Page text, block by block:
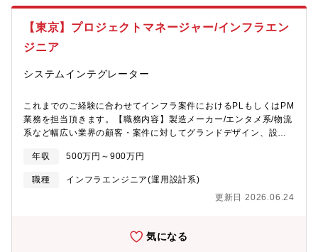
規模なポータルサイト)■スピンメディア：
https://solutions.ostechnology.co.jp/spinmedia.html動画・静止
画・メタデータ・リンク等 あらゆるマルチメディアに対応した
電子出版物プラットフォームです。独自フォーマットをあらゆる
技術です！■DATADOG：
べてを解決する統合サービスです。運用監視業務の品質向上とコ
スト削減を同時実現いまやアプリケーションパフォーマンス管理
の世界的リーダーとなっています。【同社の魅力】■業界最大規
開発事業を行っている会社で日本最大規模の企業です。(特派の会
るほか、企画や自社パッケージ開発、複数業界の案件(医療系、製
造系、機電系など..)も行っており、個人の経験・希望に合わせた
います。大まかな内訳：SES案件7割、受託案件3割程度■教育・
ります。※ご経験に応じて業務をお任せします。 ※自身のキャリ
のシステム提案・設計・構築■クラウドサービス向けサーバ運用監
視■金融系情報基盤のリプレース■医療機器系DWH基盤保守■旅行
（製造業）※下記URL参照下さい。
経験ご志向性によってアサイン致します。※時期・ご状況によっ
て携われる案件は変わります。★直近では大手企業など様々なク
ライアントにて現場の業務効率化が急務になっておりDX推進やロ
ーコード開発などこれまで無かった引き合いが増えています。
【アウトソーシングテクノロジー社/オンライン社内報】社内報ア
ワードでブロンズ賞を受賞！https://www.ostech-online-
https://solutions.ostechnology.co.jp/drupal.htmlセキュリティに
【東京】プロジェクトマネージャー/インフラエン
ジニア
システムインテグレーター
これまでのご経験に合わせてインフラ案件におけるPLもしくはPM
業務を担当頂きます。【職務内容】製造メーカー/エンタメ系/物流
系など幅広い業界の顧客・案件に対してグランドデザイン、設
トを担当いただきます。■顧客折衝や要件定義などの上流工程■プ
ロジェクト全体の管理■設計、構築業務※自社サービスや受託開発
など様々な案件がございます。【具体的な職務内容】■各顧客のイ
ンフラ領域における提案 - 要件定義 - 設計 - 構築業務及びプロジ
ウドなどのインフラの提案・要件定義・設計・構築プロジェクト
年収 500万円～900万円
職種
インフラエンジニア(運用設計系)
更新日 2026.06.24
気になる